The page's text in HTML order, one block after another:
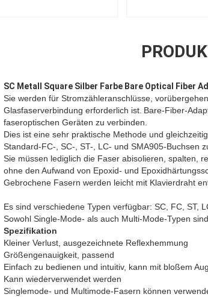
SC Metall Square Silber Farbe Bare Optical Fiber
Sie werden für Stromzähleranschlüsse,
Glasfaserverbindung erforderlich ist. Bare-Fiber-
faseroptischen Geräten zu verbinden.
Dies ist eine sehr praktische Methode und
Standard-FC-, SC-, ST-, LC- und SMA905-Buchsen
Sie müssen lediglich die Faser abisolieren, spalten,
ohne den Aufwand von Epoxid- und
Gebrochene Fasern werden leicht mit Klavierdraht
Es sind verschiedene Typen verfügbar: SC, FC, ST,
Sowohl Single-Mode- als auch Multi-Mode-Typen
Spezifikation
Kleiner Verlust, ausgezeichnete Reflexhemmung
Größengenauigkeit, passend
Einfach zu bedienen und intuitiv, kann mit bloßem
Kann wiederverwendet werden
Singlemode- und Multimode-Fasern können